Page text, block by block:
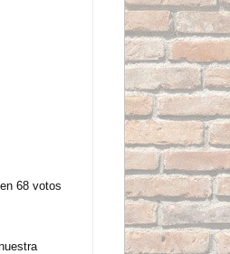
en 68 votos